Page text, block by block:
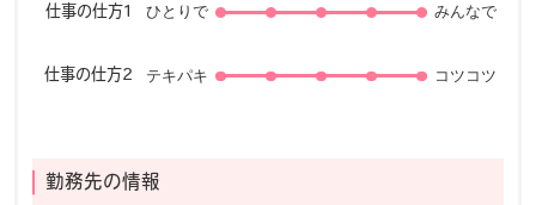
仕事の仕方1 ひとりで みんなで
仕事の仕方2 テキパキ コツコツ
勤務先の情報